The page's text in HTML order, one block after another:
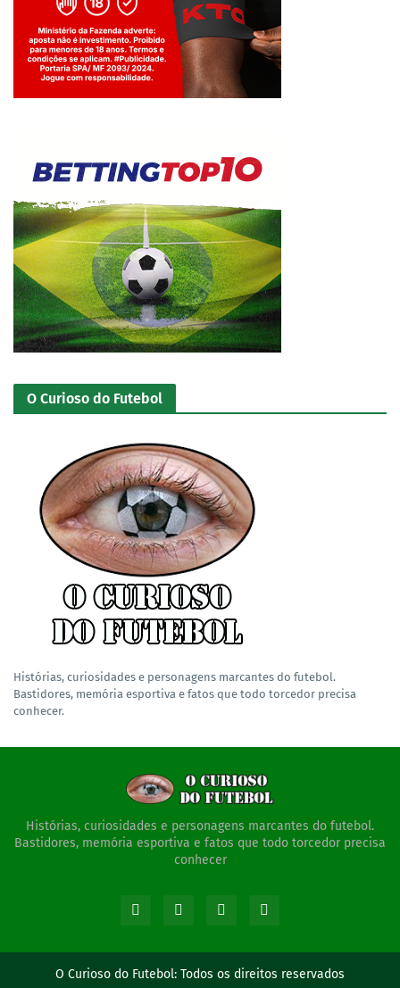
Jogue com responsabilidade. 18+
O Curioso do Futebol
Histórias, curiosidades e personagens marcantes do futebol.
Bastidores, memória esportiva e fatos que todo torcedor precisa
conhecer.
Histórias, curiosidades e personagens marcantes do futebol.
Bastidores, memória esportiva e fatos que todo torcedor precisa
conhecer
O Curioso do Futebol: Todos os direitos reservados